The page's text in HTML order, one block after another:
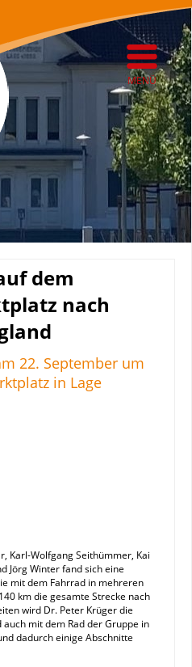
MENÜ
dem
nach
22. September um
in Lage
Karl-Wolfgang Seithümmer, Kai
Jörg Winter fand sich eine
mit dem Fahrrad in mehreren
km die gesamte Strecke nach
wird Dr. Peter Krüger die
mit dem Rad der Gruppe in
dadurch einige Abschnitte